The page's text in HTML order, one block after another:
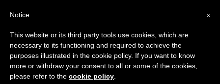
×
Aviso importante
Del 27 de julio al 7 de agosto haremos la pausa
anual, aprovechando que en el periodo de verano
se generan menos informaciones y también el
x
Notice
This website or its third party tools use cookies, which are
necessary to its functioning and required to achieve the
purposes illustrated in the cookie policy. If you want to know
more or withdraw your consent to all or some of the cookies,
please refer to the cookie policy